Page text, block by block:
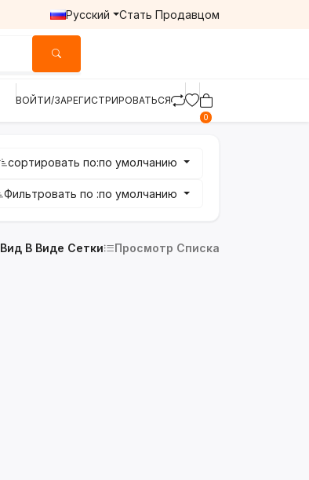
Русский Стать Продавцом
ВОЙТИ/ЗАРЕГИСТРИРОВАТЬСЯ
0
сортировать по:по умолчанию
Фильтровать по :по умолчанию
Вид В Виде Сетки Просмотр Списка